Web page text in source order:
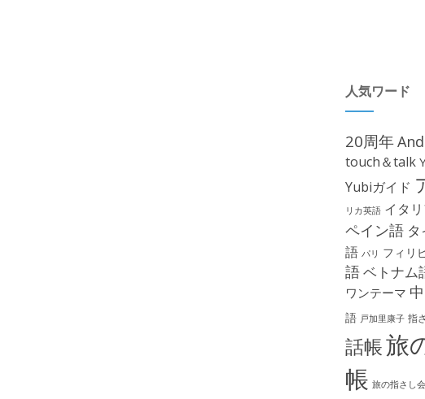
人気ワード
20周年
touch＆talk
Yubiガイド
リカ英語 イタ
ペイン語 タ
語 パリ フィリ
語ベトナム
ワンテーマ
語 戸加里康子 指
話帳旅
帳 旅の指さし